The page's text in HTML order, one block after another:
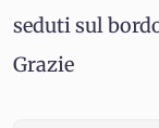
seduti sul
Grazie